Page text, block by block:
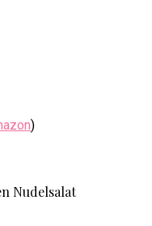
)